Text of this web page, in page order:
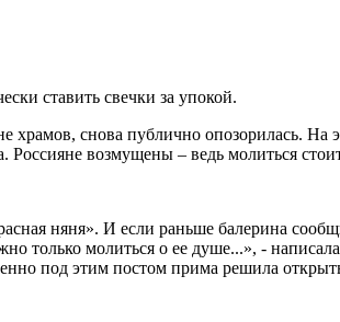
ставить свечки за упокой.
храмов, снова публично опозорилась. На
возмущены – ведь молиться
няня». И если раньше балерина
молиться о ее душе...», - написала
под этим постом прима решила